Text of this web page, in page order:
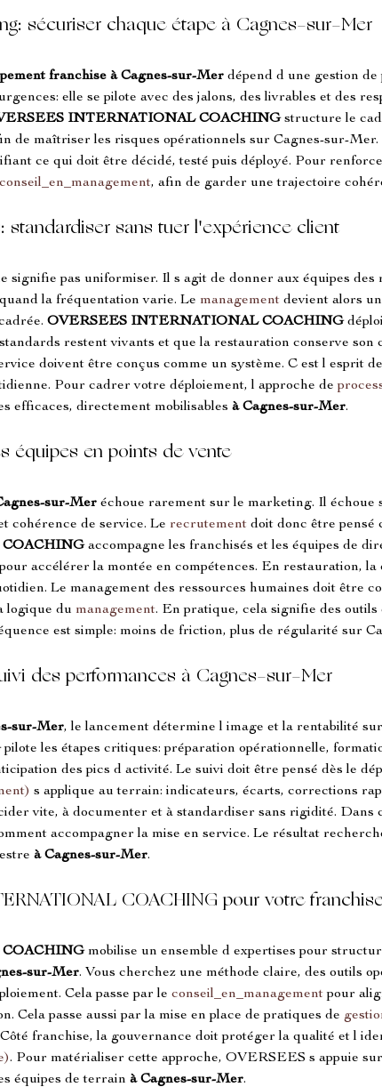
sécuriser chaque étape à Cagnes-sur-Mer
franchise à Cagnes-sur-Mer dépend d une gestion
elle se pilote avec des jalons, des livrables et des
INTERNATIONAL COACHING structure le
de maîtriser les risques opérationnels sur Cagnes-sur-
ce qui doit être décidé, testé puis déployé. Pour
conseil_en_management, afin de garder une trajectoire
standardiser sans tuer l'expérience client
signifie pas uniformiser. Il s agit de donner aux équipes
la fréquentation varie. Le management devient alors
OVERSEES INTERNATIONAL COACHING
restent vivants et que la restauration conserve son
doivent être conçus comme un système. C est l esprit
Pour cadrer votre déploiement, l approche de
efficaces, directement mobilisables à Cagnes-sur-Mer.
équipes en points de vente
sur-Mer échoue rarement sur le marketing. Il échoue
cohérence de service. Le recrutement doit donc être pensé
accompagne les franchisés et les équipes de
accélérer la montée en compétences. En restauration,
Le management des ressources humaines doit être
logique du management. En pratique, cela signifie des
est simple: moins de friction, plus de régularité sur
des performances à Cagnes-sur-Mer
sur-Mer, le lancement détermine l image et la rentabilité
pilote les étapes critiques: préparation opérationnelle,
des pics d activité. Le suivi doit être pensé dès le
s applique au terrain: indicateurs, écarts, corrections
vite, à documenter et à standardiser sans rigidité. Dans
accompagner la mise en service. Le résultat
à Cagnes-sur-Mer.
COACHING pour votre
mobilise un ensemble d expertises pour
sur-Mer. Vous cherchez une méthode claire, des outils
Cela passe par le conseil_en_management pour
Cela passe aussi par la mise en place de pratiques de
franchise, la gouvernance doit protéger la qualité et l
. Pour matérialiser cette approche, OVERSEES s appuie
équipes de terrain à Cagnes-sur-Mer.